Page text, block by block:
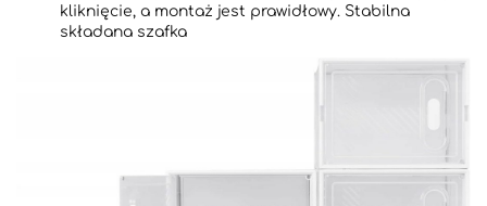
kliknięcie, a montaż jest prawidłowy. Stabilna
składana szafka